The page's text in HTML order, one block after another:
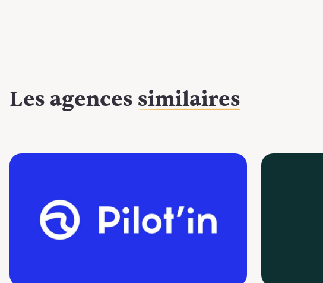
Les agences similaires